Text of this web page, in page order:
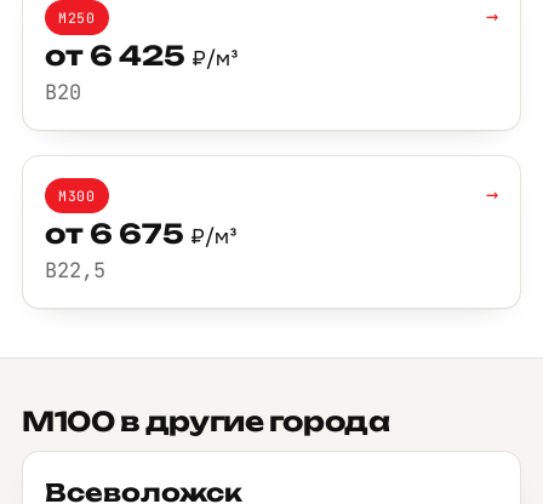
М250
от 6 425 ₽/м³
B20
→
М300
от 6 675 ₽/м³
B22,5
→
М100 в другие города
Всеволожск